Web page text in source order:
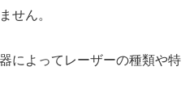
せん。
によってレーザーの種類や特